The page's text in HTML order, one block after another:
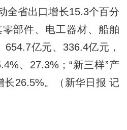
全省出口增长15.3个百分
部件、电工器材、船舶
亿元、336.4亿元，
、27.3%；“新三样”产
长26.5%。（新华日报 记